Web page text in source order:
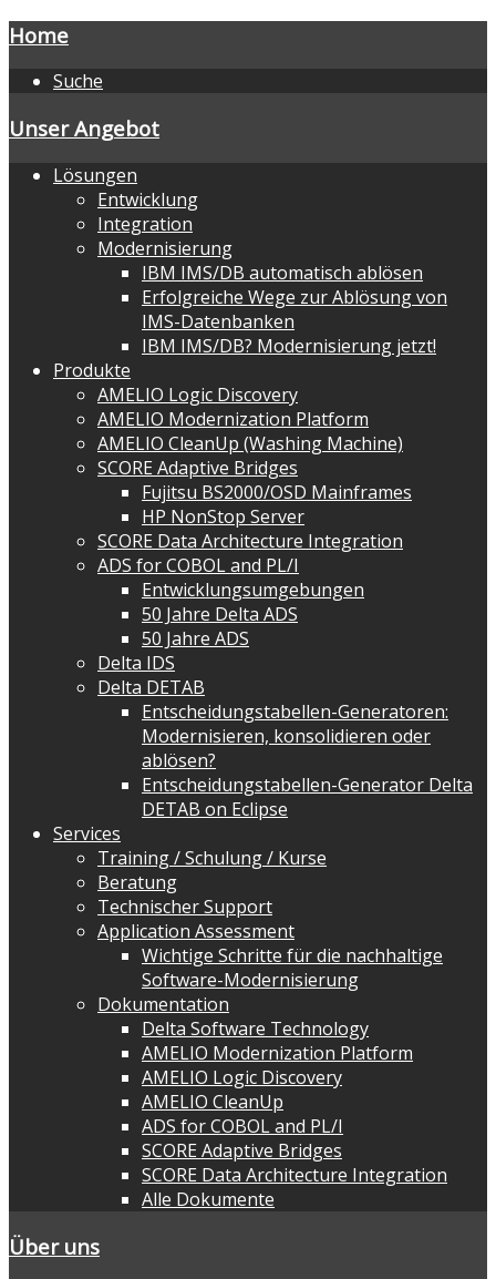
Home
Suche
Unser Angebot
Lösungen
Entwicklung
Integration
Modernisierung
IBM IMS/DB automatisch ablösen
Erfolgreiche Wege zur Ablösung von
IMS-Datenbanken
IBM IMS/DB? Modernisierung jetzt!
Produkte
AMELIO Logic Discovery
AMELIO Modernization Platform
AMELIO CleanUp (Washing Machine)
SCORE Adaptive Bridges
Fujitsu BS2000/OSD Mainframes
HP NonStop Server
SCORE Data Architecture Integration
ADS for COBOL and PL/I
Entwicklungsumgebungen
50 Jahre Delta ADS
50 Jahre ADS
Delta IDS
Delta DETAB
Entscheidungstabellen-Generatoren:
Modernisieren, konsolidieren oder
ablösen?
Entscheidungstabellen-Generator Delta
DETAB on Eclipse
Services
Training / Schulung / Kurse
Beratung
Technischer Support
Application Assessment
Wichtige Schritte für die nachhaltige
Software-Modernisierung
Dokumentation
Delta Software Technology
AMELIO Modernization Platform
AMELIO Logic Discovery
AMELIO CleanUp
ADS for COBOL and PL/I
SCORE Adaptive Bridges
SCORE Data Architecture Integration
Alle Dokumente
Über uns